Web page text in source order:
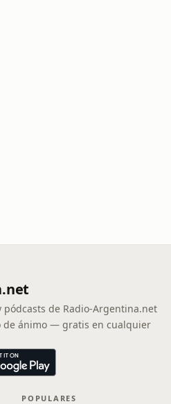
pódcasts de Radio-Argentina.net
de ánimo — gratis en cualquier
POPULARES